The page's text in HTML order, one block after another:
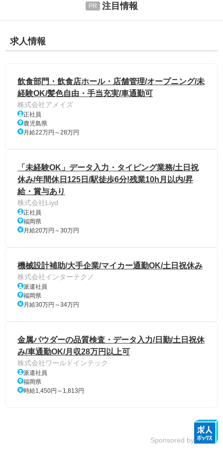
注目情報
求人情報
飲食部門・飲食店ホール・店舗管理/オープニング/未
経験OK/髪色自由・手当充実/車通勤可
株式会社アメイズ
正社員
鹿児島県
月給22万円～28万円
「未経験OK」データ入力・タイピング業務/土日祝
休み/年間休日125日/駅徒歩6分!残業10h月以内/昇
給・賞与あり
株式会社Liyd
正社員
福岡県
月給20万円～30万円
機械設計補助/大手企業/マイカー通勤OK/土日祝休み
株式会社インターテクノ
派遣社員
福岡県
月給30万円～34万円
金属パウダーの品質検査・データ入力/日勤/土日祝休
み/車通勤OK/月収28万円以上可
株式会社ワールドインテック
派遣社員
福岡県
時給1,450円～1,813円
Sponsored by